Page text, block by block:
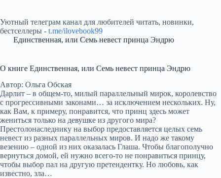
Уютный телеграм канал для любителей читать, новинки,
бестселлеры - t.me/ilovebook99
Единственная, или Семь невест принца Эндрю
О книге Единственная, или Семь невест принца Эндрю
Автор: Ольга Обская
Дарлит – в общем-то, милый параллельный мирок, королевство
с прогрессивными законами… за исключением нескольких. Ну,
как Вам, к примеру, понравится, что принц здесь может
жениться только на девушке из другого мира?
Престолонаследнику на выбор предоставляется целых семь
невест из разных параллельных миров. И надо же такому
везению – одной из них оказалась Глаша. Чтобы благополучно
вернуться домой, ей нужно всего-то не понравиться принцу,
чтобы выбор пал на другую претендентку. Но любовь, как
известно, зла…